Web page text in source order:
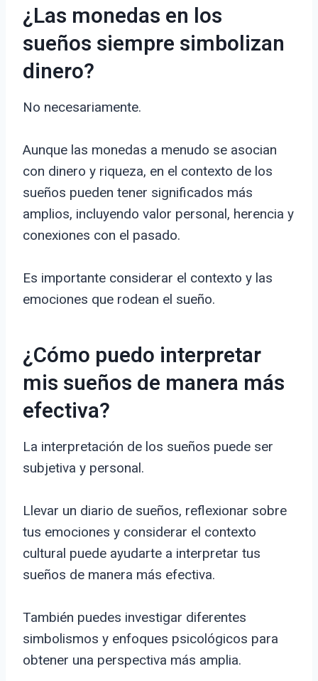
¿Las monedas en los
sueños siempre simbolizan
dinero?
No necesariamente.
Aunque las monedas a menudo se asocian
con dinero y riqueza, en el contexto de los
sueños pueden tener significados más
amplios, incluyendo valor personal, herencia y
conexiones con el pasado.
Es importante considerar el contexto y las
emociones que rodean el sueño.
¿Cómo puedo interpretar
mis sueños de manera más
efectiva?
La interpretación de los sueños puede ser
subjetiva y personal.
Llevar un diario de sueños, reflexionar sobre
tus emociones y considerar el contexto
cultural puede ayudarte a interpretar tus
sueños de manera más efectiva.
También puedes investigar diferentes
simbolismos y enfoques psicológicos para
obtener una perspectiva más amplia.